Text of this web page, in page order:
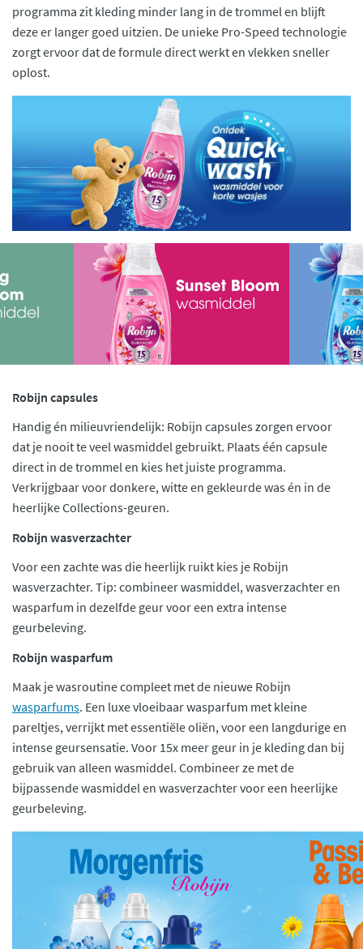
programma zit kleding minder lang in de trommel en blijft
deze er langer goed uitzien. De unieke Pro-Speed technologie
zorgt ervoor dat de formule direct werkt en vlekken sneller
oplost.
Robijn capsules
Handig én milieuvriendelijk: Robijn capsules zorgen ervoor
dat je nooit te veel wasmiddel gebruikt. Plaats één capsule
direct in de trommel en kies het juiste programma.
Verkrijgbaar voor donkere, witte en gekleurde was én in de
heerlijke Collections-geuren.
Robijn wasverzachter
Voor een zachte was die heerlijk ruikt kies je Robijn
wasverzachter. Tip: combineer wasmiddel, wasverzachter en
wasparfum in dezelfde geur voor een extra intense
geurbeleving.
Robijn wasparfum
Maak je wasroutine compleet met de nieuwe Robijn
wasparfums. Een luxe vloeibaar wasparfum met kleine
pareltjes, verrijkt met essentiële oliën, voor een langdurige en
intense geursensatie. Voor 15x meer geur in je kleding dan bij
gebruik van alleen wasmiddel. Combineer ze met de
bijpassende wasmiddel en wasverzachter voor een heerlijke
geurbeleving.